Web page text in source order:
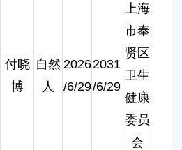
付晓
博
自然
人
2026
/6/29
2031
/6/29
上海
市奉
贤区
卫生
健康
委员
会